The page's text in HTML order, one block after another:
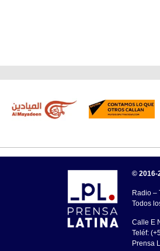
© 2016-
Radio –
Todos
Calle E
Teléf:
Prensa